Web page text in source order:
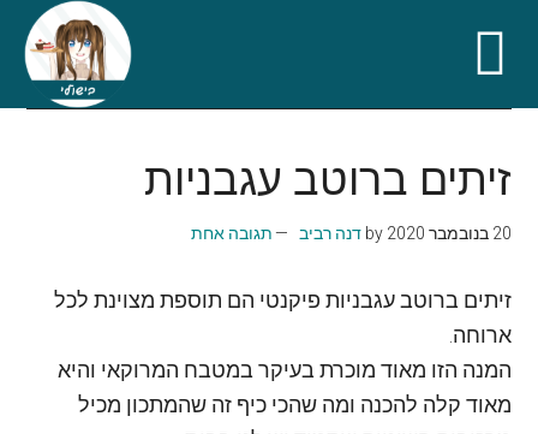
main
content
secondary
menu
primary
sidebar
footer
זיתים ברוטב עגבניות
20 בנובמבר 2020 by דנה רביב תגובה אחת
זיתים ברוטב עגבניות פיקנטי הם תוספת מצוינת לכל
ארוחה.
המנה הזו מאוד מוכרת בעיקר במטבח המרוקאי והיא
מאוד קלה להכנה ומה שהכי כיף זה שהמתכון מכיל